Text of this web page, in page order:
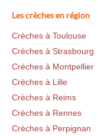
Les crèches en région
Crèches à Toulouse
Crèches à Strasbourg
Crèches à Montpellier
Crèches à Lille
Crèches à Reims
Crèches à Rennes
Crèches à Perpignan